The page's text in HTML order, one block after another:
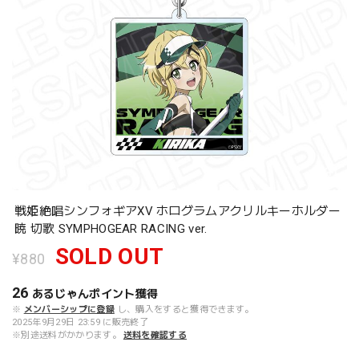
戦姫絶唱シンフォギアXV ホログラムアクリルキーホルダー
暁 切歌 SYMPHOGEAR RACING ver.
¥880 SOLD OUT
26 あるじゃんポイント獲得
※ メンバーシップに登録 し、購入をすると獲得できます。
2025年9月29日 23:59 に販売終了
※別途送料がかかります。
送料を確認する